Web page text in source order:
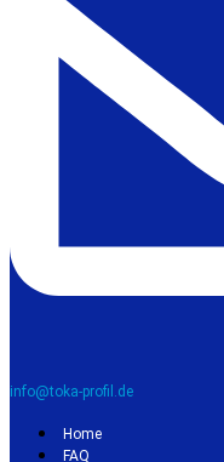
info@toka-profil.de
Home
FAQ